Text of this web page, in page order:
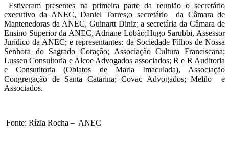
Estiveram presentes na primeira parte da reunião o secretário
executivo da ANEC, Daniel Torres;o secretário da Câmara de
Mantenedoras da ANEC, Guinartt Diniz; a secretária da Câmara de
Ensino Superior da ANEC, Adriane Lobão;Hugo Sarubbi, Assessor
Jurídico da ANEC; e representantes: da Sociedade Filhos de Nossa
Senhora do Sagrado Coração; Associação Cultura Franciscana;
Lussen Consultoria e Alcoe Advogados associados; R e R Auditoria
e Consutltoria (Oblatos de Maria Imaculada), Associação
Congregação de Santa Catarina; Covac Advogados; Melilo e
Associados.
Fonte: Rízia Rocha – ANEC